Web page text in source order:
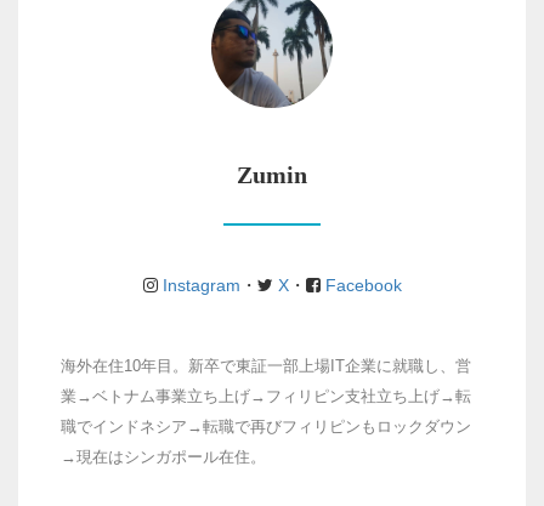
Zumin
Instagram ・ X・ Facebook
海外在住10年目。新卒で東証一部上場IT企業に就職し、営
業→ベトナム事業立ち上げ→フィリピン支社立ち上げ→転
職でインドネシア→転職で再びフィリピンもロックダウン
→現在はシンガポール在住。